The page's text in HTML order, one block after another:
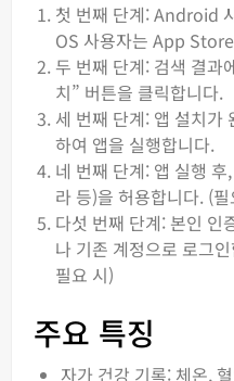
첫 번째 단계: Android
OS 사용자는 App
두 번째 단계: 검색 결과
치” 버튼을 클릭합니다.
세 번째 단계: 앱 설치가
하여 앱을 실행합니다.
네 번째 단계: 앱 실행
라 등)을 허용합니다. (
다섯 번째 단계: 본인 인
나 기존 계정으로 로그
필요 시)
주요 특징
자가 건강 기록: 체온,